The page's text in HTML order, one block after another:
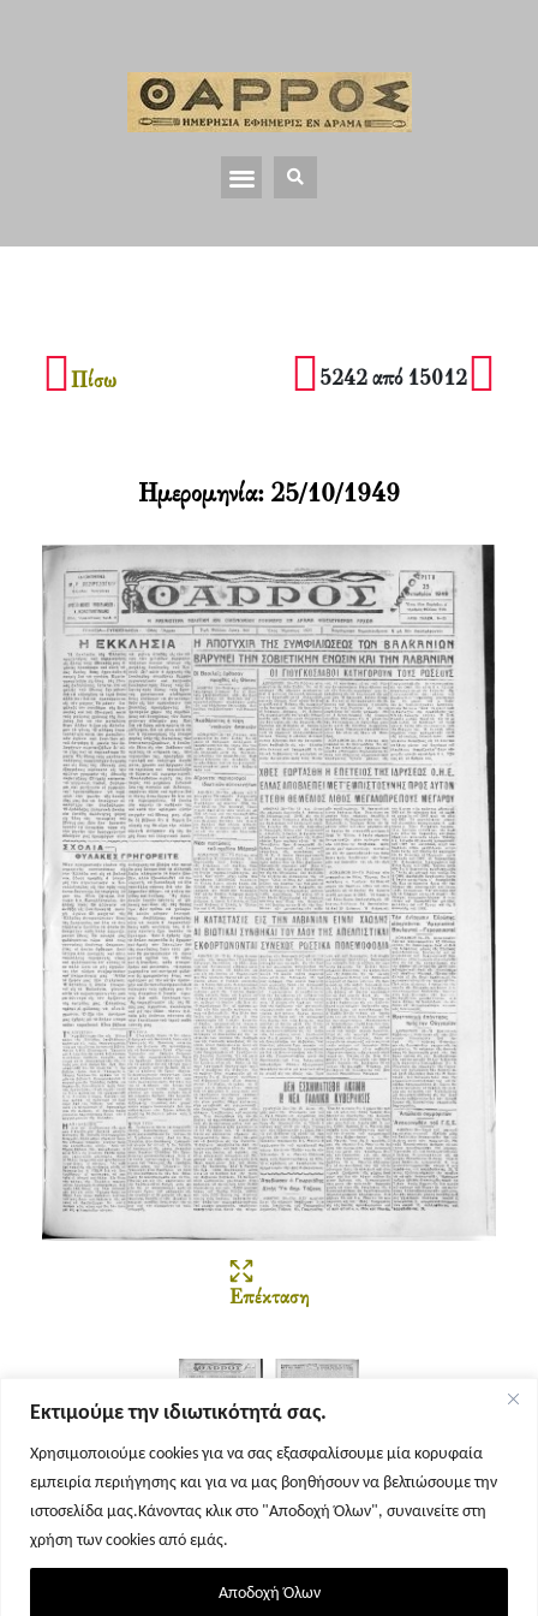
Εκτιμούμε την ιδιωτικότητά σας.
Χρησιμοποιούμε cookies για να σας εξασφαλίσουμε μία κορυφαία
εμπειρία περιήγησης και για να μας βοηθήσουν να βελτιώσουμε την
ιστοσελίδα μας.Κάνοντας κλικ στο "Αποδοχή Όλων", συναινείτε στη
χρήση των cookies από εμάς.
Αποδοχή Όλων
Πίσω 5242 από 15012
Επέκταση
Σελίδα 1 Σελίδα 2
Ημερομηνία: 25/10/1949